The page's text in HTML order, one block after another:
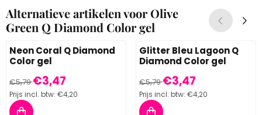
Alternatieve artikelen voorOlive
Green Q Diamond Color gel
Neon Coral Q Diamond
Color gel
Van 5,79 voor 3,47, inclusief btw: 4,20
€5,79€3,47
Prijs incl. btw: €4,20
Glitter Bleu Lagoon Q
Diamond Color gel
Van 5,79 voor 3,47, inclusief
€5,79€3,47
Prijs incl. btw: €4,20